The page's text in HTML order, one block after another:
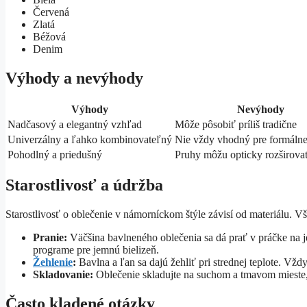
Červená
Zlatá
Béžová
Denim
Výhody a nevýhody
Výhody
Nevýhody
Nadčasový a elegantný vzhľad
Môže pôsobiť príliš tradične
Univerzálny a ľahko kombinovateľný Nie vždy vhodný pre
Pohodlný a priedušný
Pruhy môžu opticky
Starostlivosť a údržba
Starostlivosť o oblečenie v námorníckom štýle závisí od materiálu.
Pranie: Väčšina bavlneného oblečenia sa dá prať v práčke
programe pre jemnú bielizeň.
Žehlenie: Bavlna a ľan sa dajú žehliť pri strednej teplote.
Skladovanie: Oblečenie skladujte na suchom a tmavom